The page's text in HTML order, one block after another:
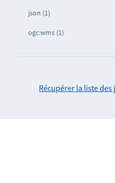
json (1)
ogc:wms (1)
Récupérer la liste des